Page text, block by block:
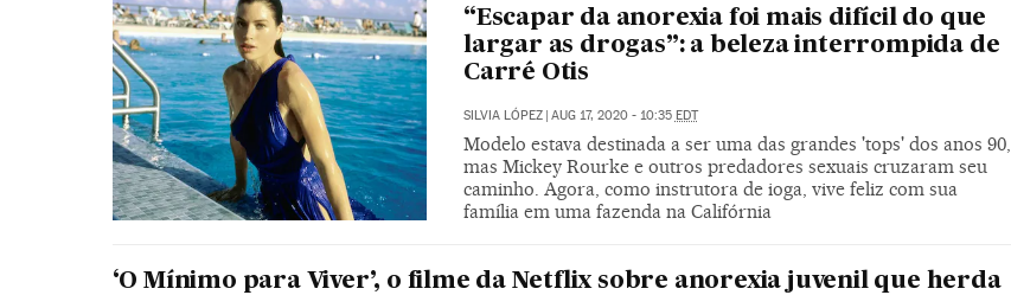
“Escapar da anorexia foi mais difícil do que
largar as drogas”: a beleza interrompida de
Carré Otis
SILVIA LÓPEZ | AUG 17, 2020 - 10:35 EDT
Modelo estava destinada a ser uma das grandes 'tops' dos anos 90,
mas Mickey Rourke e outros predadores sexuais cruzaram seu
caminho. Agora, como instrutora de ioga, vive feliz com sua
família em uma fazenda na Califórnia
‘O Mínimo para Viver’, o filme da Netflix sobre anorexia juvenil que herda